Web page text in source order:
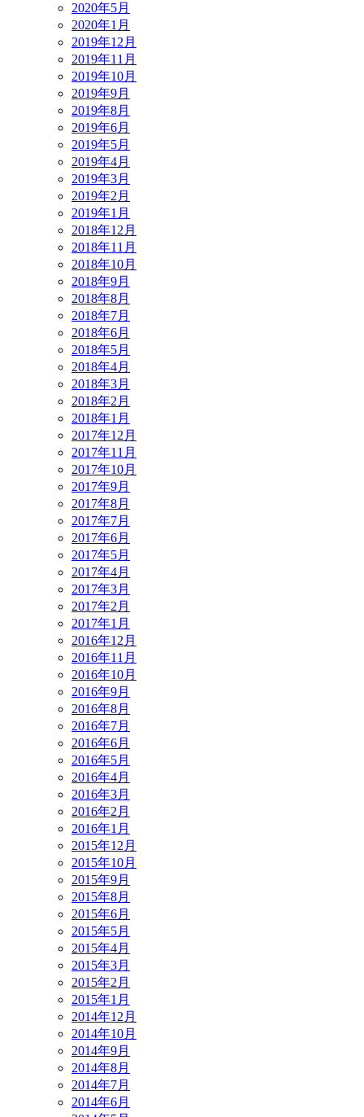
2020年5月
2020年1月
2019年12月
2019年11月
2019年10月
2019年9月
2019年8月
2019年6月
2019年5月
2019年4月
2019年3月
2019年2月
2019年1月
2018年12月
2018年11月
2018年10月
2018年9月
2018年8月
2018年7月
2018年6月
2018年5月
2018年4月
2018年3月
2018年2月
2018年1月
2017年12月
2017年11月
2017年10月
2017年9月
2017年8月
2017年7月
2017年6月
2017年5月
2017年4月
2017年3月
2017年2月
2017年1月
2016年12月
2016年11月
2016年10月
2016年9月
2016年8月
2016年7月
2016年6月
2016年5月
2016年4月
2016年3月
2016年2月
2016年1月
2015年12月
2015年10月
2015年9月
2015年8月
2015年6月
2015年5月
2015年4月
2015年3月
2015年2月
2015年1月
2014年12月
2014年10月
2014年9月
2014年8月
2014年7月
2014年6月